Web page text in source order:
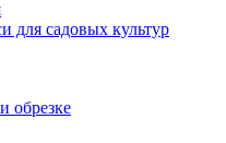
для садовых культур
обрезке